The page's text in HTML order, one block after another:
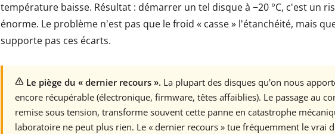
température baisse. Résultat : démarrer un tel disque à −20 °C, c'est un
énorme. Le problème n'est pas que le froid « casse » l'étanchéité, mais
supporte pas ces écarts.
Le piège du « dernier recours ». La plupart des disques qu'on nous
encore récupérable (électronique, firmware, têtes affaiblies). Le passage au
remise sous tension, transforme souvent cette panne en catastrophe
laboratoire ne peut plus rien. Le « dernier recours » tue fréquemment le vrai